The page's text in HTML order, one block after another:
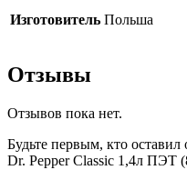
Изготовитель Польша
Отзывы
Отзывов пока нет.
Будьте первым, кто
Dr. Pepper Classic 1,4л ПЭТ